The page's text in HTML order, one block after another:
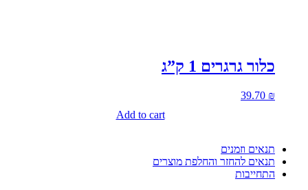
כלור גרגרים 1 ק”ג
39.70 ₪
Add to cart
תנאים וזמנים
תנאים להחזר והחלפת מוצרים
התחייבות